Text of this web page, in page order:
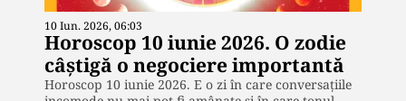
10 Iun. 2026, 06:03
Horoscop 10 iunie 2026. O zodie
câștigă o negociere importantă
Horoscop 10 iunie 2026. E o zi în care conversațiile